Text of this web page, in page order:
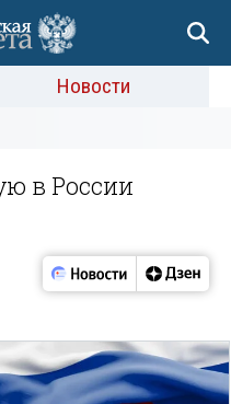
Новости
в России